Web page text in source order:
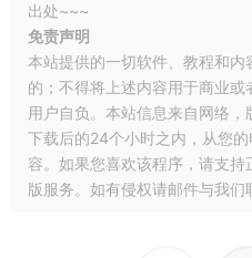
出处~~~
免责声明
本站提供的一切软件、教程和内
的；不得将上述内容用于商业
用户自负。本站信息来自网络
下载后的24个小时之内，从您
容。如果您喜欢该程序，请支
版服务。如有侵权请邮件与我们